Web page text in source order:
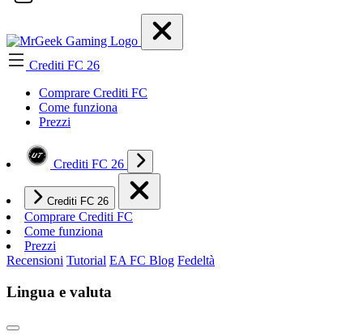
Crediti FC 26
Comprare Crediti FC
Come funziona
Prezzi
Crediti FC 26
Crediti FC 26
Comprare Crediti FC
Come funziona
Prezzi
Recensioni Tutorial EA FC Blog Fedeltà
Lingua e valuta